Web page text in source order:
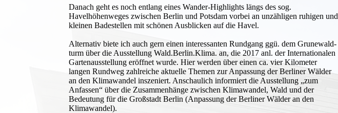
Danach geht es noch entlang eines Wander-Highlights längs des sog.
Havelhöhenweges zwischen Berlin und Potsdam vorbei an unzähligen ruhigen und
kleinen Badestellen mit schönen Ausblicken auf die Havel.
Alternativ biete ich auch gern einen interessanten Rundgang ggü. dem Grune­wald­
turm über die Ausstellung Wald.Berlin.Klima. an, die 2017 anl. der Internationalen
Gartenausstellung eröffnet wurde. Hier werden über einen ca. vier Kilometer
langen Rundweg zahlreiche aktuelle Themen zur Anpassung der Berliner Wälder
an den Klimawandel inszeniert. Anschaulich informiert die Ausstellung „zum
Anfassen“ über die Zusammenhänge zwischen Klimawandel, Wald und der
Bedeutung für die Großstadt Berlin (Anpassung der Berliner Wälder an den
Klimawandel).